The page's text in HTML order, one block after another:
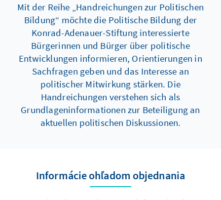
Mit der Reihe „Handreichungen zur Politischen
Bildung“ möchte die Politische Bildung der
Konrad-Adenauer-Stiftung interessierte
Bürgerinnen und Bürger über politische
Entwicklungen informieren, Orientierungen in
Sachfragen geben und das Interesse an
politischer Mitwirkung stärken. Die
Handreichungen verstehen sich als
Grundlageninformationen zur Beteiligung an
aktuellen politischen Diskussionen.
Informácie ohľadom objednania